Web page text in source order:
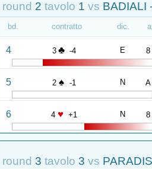
round 2 tavolo 1 vs BADIALI
bd. contratto dic.
4 3 ♣ -4 E 8
5 2 ♠ -1 N A
6 4 ♥ +1 N 8
round 3 tavolo 3 vs